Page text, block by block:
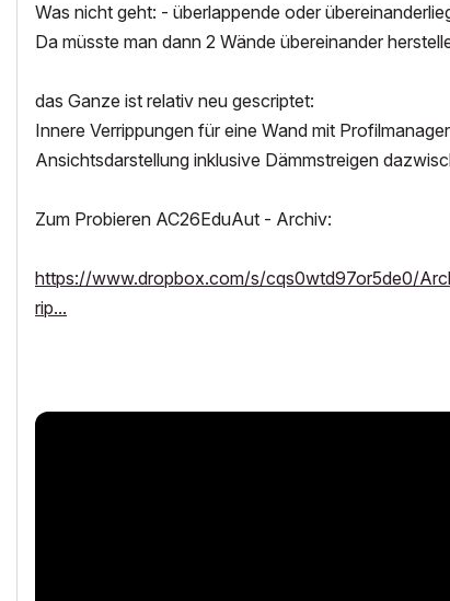
Was nicht geht: - überlappende oder
Da müsste man dann 2 Wände übereinander
das Ganze ist relativ neu gescriptet:
Innere Verrippungen für eine Wand mit
Ansichtsdarstellung inklusive Dämmstreigen
Zum Probieren AC26EduAut - Archiv:
https://www.dropbox.com/s/cqs0wtd97or5de0/
rip...